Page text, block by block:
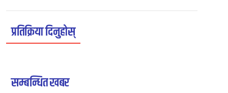
प्रतिक्रिया दिनुहोस्
सम्बन्धित खबर